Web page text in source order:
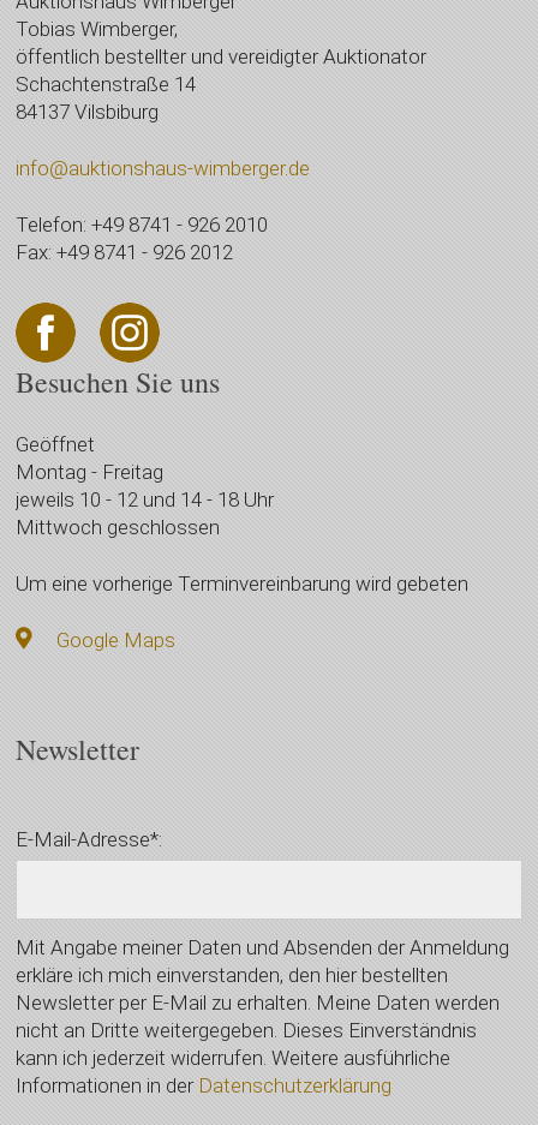
Tobias Wimberger,
öffentlich bestellter und vereidigter Auktionator
Schachtenstraße 14
84137 Vilsbiburg
info@auktionshaus-wimberger.de
Telefon: +49 8741 - 926 2010
Fax: +49 8741 - 926 2012
Besuchen Sie uns
Geöffnet
Montag - Freitag
jeweils 10 - 12 und 14 - 18 Uhr
Mittwoch geschlossen
Um eine vorherige Terminvereinbarung wird gebeten
Google Maps
Newsletter
E-Mail-Adresse*:
Mit Angabe meiner Daten und Absenden der Anmeldung
erkläre ich mich einverstanden, den hier bestellten
Newsletter per E-Mail zu erhalten. Meine Daten werden
nicht an Dritte weitergegeben. Dieses Einverständnis
kann ich jederzeit widerrufen. Weitere ausführliche
Informationen in der Datenschutzerklärung